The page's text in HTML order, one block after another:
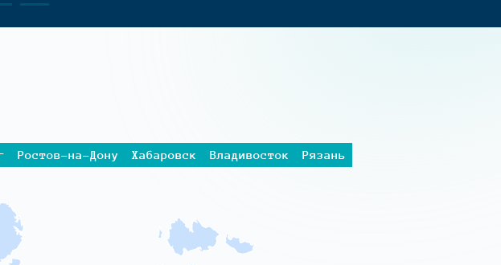
Ростов-на-Дону Хабаровск Владивосток
Рязань